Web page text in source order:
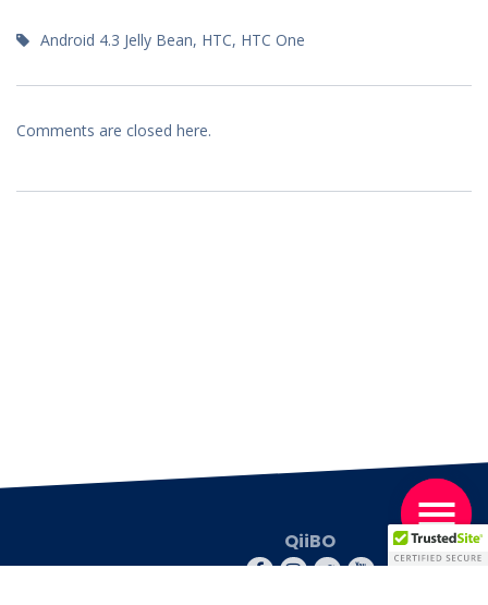
Android 4.3 Jelly Bean, HTC, HTC One
Comments are closed here.
QiiBO